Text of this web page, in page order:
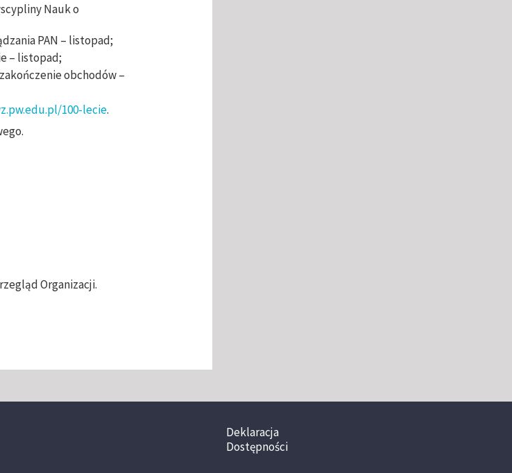
Nauk o
PAN – listopad;
– listopad;
obchodów –
100-lecie.
Organizacji.
Deklaracja
Dostępności